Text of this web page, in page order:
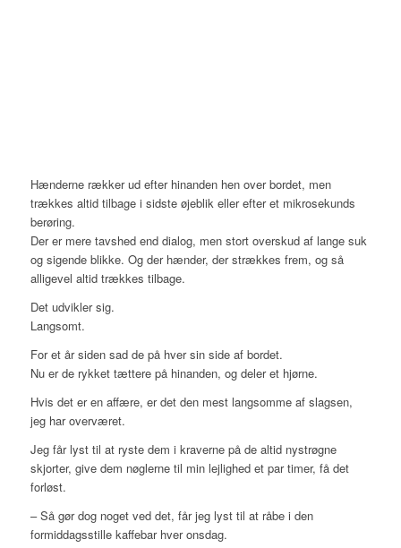
Hænderne rækker ud efter hinanden hen over bordet, men
trækkes altid tilbage i sidste øjeblik eller efter et mikrosekunds
berøring.
Der er mere tavshed end dialog, men stort overskud af lange suk
og sigende blikke. Og der hænder, der strækkes frem, og så
alligevel altid trækkes tilbage.
Det udvikler sig.
Langsomt.
For et år siden sad de på hver sin side af bordet.
Nu er de rykket tættere på hinanden, og deler et hjørne.
Hvis det er en affære, er det den mest langsomme af slagsen,
jeg har overværet.
Jeg får lyst til at ryste dem i kraverne på de altid nystrøgne
skjorter, give dem nøglerne til min lejlighed et par timer, få det
forløst.
– Så gør dog noget ved det, får jeg lyst til at råbe i den
formiddagsstille kaffebar hver onsdag.